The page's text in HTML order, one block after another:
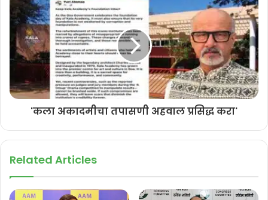
लायब्ररीच्या माध्यमातून विद्यार्थ्यांना लॉगिन आयडी, एनसीआरटी अभ्यासक्रम,
‘नीट’ आणि ‘जेईई’ तयारीचे कोर्स तसेच डिजिटल शैक्षणिक साधने घरबसल्या
उपलब्ध होणार आहेत. शिक्षण आणि आरोग्य या क्षेत्रांना प्राधान्य देण्याच्या दृष्टीने हा
उपक्रम महत्त्वाचा टप्पा ठरेल, असे त्यांनी सांगितले.
'​कला अकादमीचा तपासणी अहवाल प्रसिद्ध करा'
Related Articles